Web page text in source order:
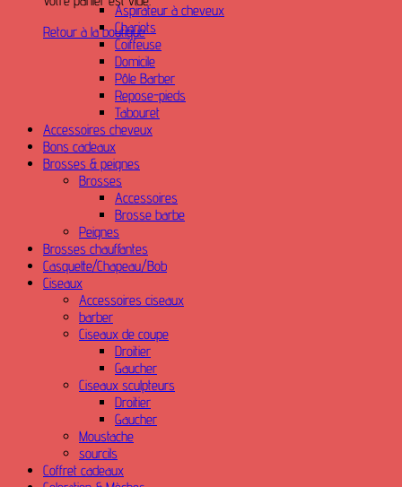
Retour à la boutique
Aspirateur à cheveux
Chariots
Coiffeuse
Domicile
Pôle Barber
Repose-pieds
Tabouret
Accessoires cheveux
Bons cadeaux
Brosses & peignes
Brosses
Accessoires
Brosse barbe
Peignes
Brosses chauffantes
Casquette/Chapeau/Bob
Ciseaux
Accessoires ciseaux
barber
Ciseaux de coupe
Droitier
Gaucher
Ciseaux sculpteurs
Droitier
Gaucher
Moustache
sourcils
Coffret cadeaux